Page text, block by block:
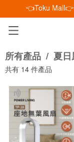
👈Toku Mall👉
已加入購物車
所有產品 / 夏
共有 14 件產品